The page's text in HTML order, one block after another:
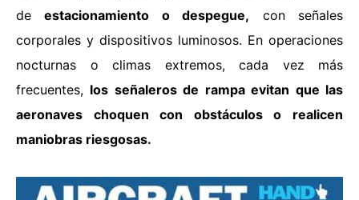
deestacionamiento o despegue, con señales
corporales y dispositivos luminosos. En operaciones
nocturnas o climas extremos, cada vez más
frecuentes, los señaleros de rampa evitan que las
aeronaves choquen con obstáculos o realicen
maniobras riesgosas.